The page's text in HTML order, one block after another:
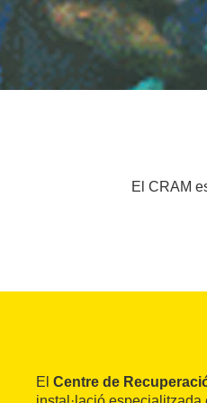
El CRAM
El Centre de